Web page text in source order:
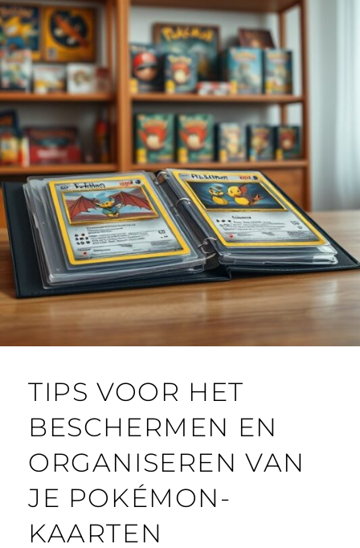
EN
MILIEUVRIENDELIJK
TIPS VOOR HET
BESCHERMEN EN
ORGANISEREN VAN
JE POKÉMON-
KAARTEN